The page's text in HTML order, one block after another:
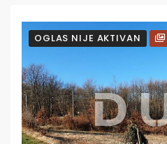
OGLAS NIJE AKTIVAN